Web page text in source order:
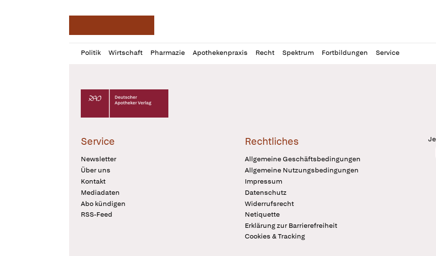
Politik Wirtschaft Pharmazie Apothekenpraxis Recht Spektrum Fortbildungen Service
Profil
öffnen
Daz
Pur
Deutscher Apotheker Verlag Logo
Service
Newsletter
Über uns
Kontakt
Mediadaten
Abo kündigen
RSS-Feed
Rechtliches
Allgemeine Geschäftsbedingungen
Allgemeine Nutzungsbedingungen
Impressum
Datenschutz
Widerrufsrecht
Netiquette
Erklärung zur Barrierefreiheit
Cookies & Tracking